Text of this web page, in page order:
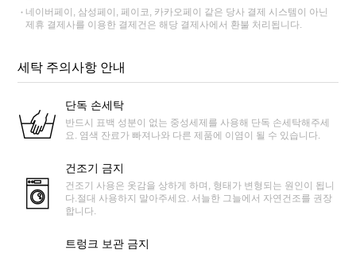
네이버페이, 삼성페이, 페이코, 카카오페이 같은 당사 결제 시스템이 아닌
제휴 결제사를 이용한 결제건은 해당 결제사에서 환불 처리됩니다.
세탁 주의사항 안내
단독 손세탁
반드시 표백 성분이 없는 중성세제를 사용해 단독 손세탁해주세
요. 염색 잔료가 빠져나와 다른 제품에 이염이 될 수 있습니다.
건조기 금지
건조기 사용은 옷감을 상하게 하며, 형태가 변형되는 원인이 됩니
다.절대 사용하지 말아주세요. 서늘한 그늘에서 자연건조를 권장
합니다.
트렁크 보관 금지